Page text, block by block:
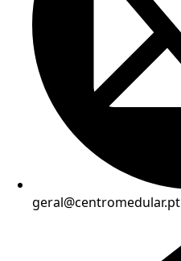
geral@centromedular.pt